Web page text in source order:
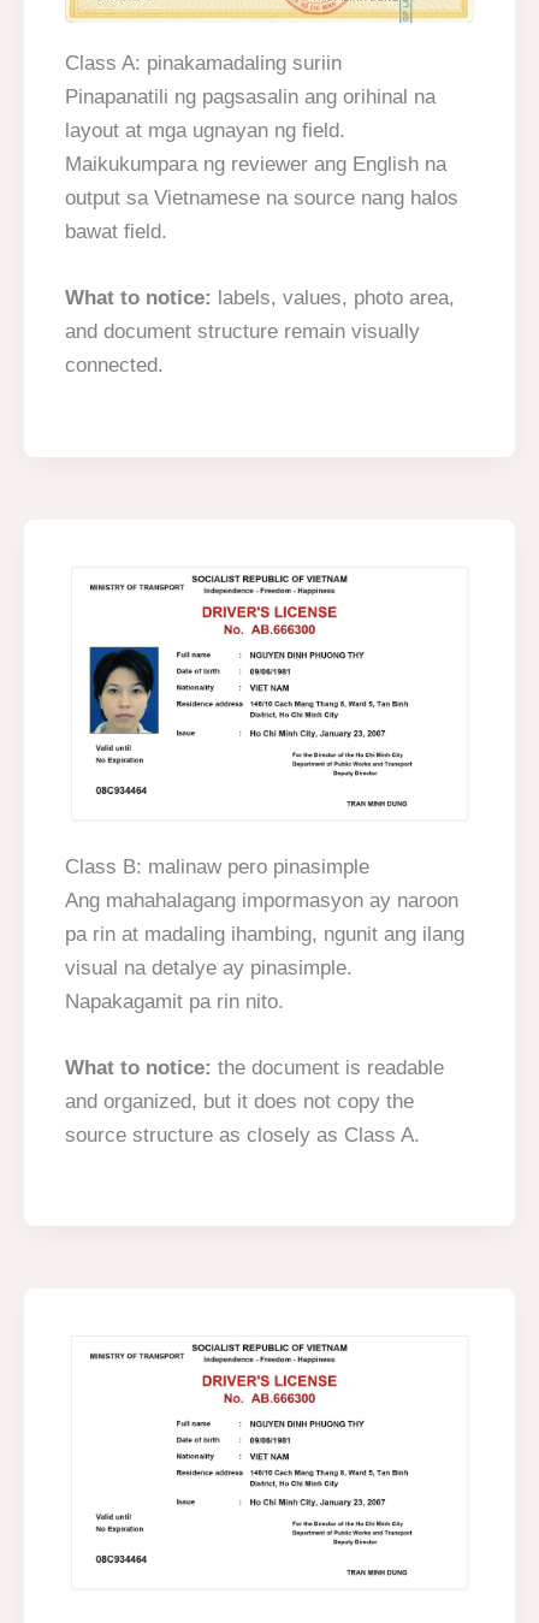
Class A: pinakamadaling suriin
Pinapanatili ng pagsasalin ang orihinal na
layout at mga ugnayan ng field.
Maikukumpara ng reviewer ang English na
output sa Vietnamese na source nang halos
bawat field.
What to notice: labels, values, photo area,
and document structure remain visually
connected.
Class B: malinaw pero pinasimple
Ang mahahalagang impormasyon ay naroon
pa rin at madaling ihambing, ngunit ang ilang
visual na detalye ay pinasimple.
Napakagamit pa rin nito.
What to notice: the document is readable
and organized, but it does not copy the
source structure as closely as Class A.